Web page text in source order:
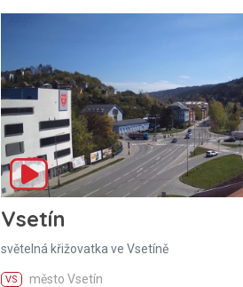
Vsetín
světelná křižovatka ve Vsetíně
VS město Vsetín